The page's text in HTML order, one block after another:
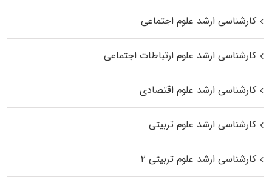
کارشناسی ارشد علوم اجتماعی
کارشناسی ارشد علوم ارتباطات اجتماعی
کارشناسی ارشد علوم اقتصادی
کارشناسی ارشد علوم تربیتی
کارشناسی ارشد علوم تربیتی ۲